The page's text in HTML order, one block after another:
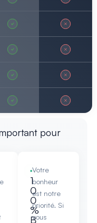
pour
1
0
0
%
B
Votre
bonheur
est notre
priorité. Si
vous